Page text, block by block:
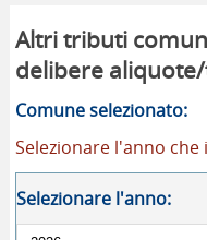
Altri tributi
delibere
Comune selezionato:
Selezionare l'anno
Selezionare l'anno: